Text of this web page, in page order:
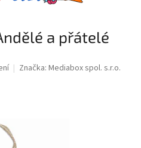
a přátelé
Značka: Mediabox spol. s.r.o.